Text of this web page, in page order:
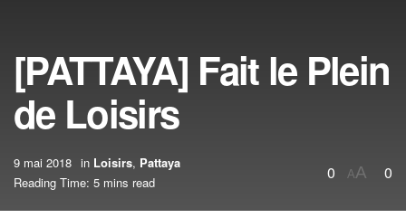
[PATTAYA] Fait le Plein
de Loisirs
9 mai 2018 in Loisirs, Pattaya
Reading Time: 5 mins read
0 AA 0